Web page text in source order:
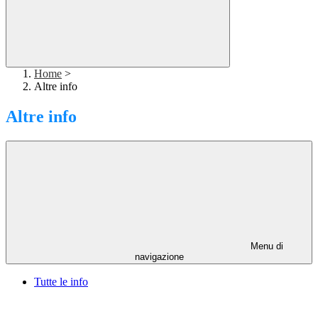
Home >
Altre info
Altre info
Menu di
navigazione
Tutte le info